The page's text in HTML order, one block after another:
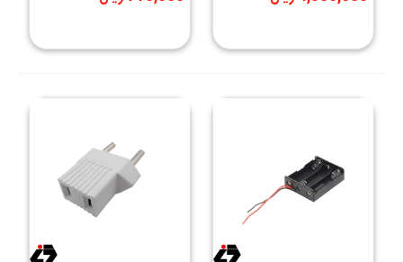
قابل تنظیم | Buck-Boost
Type-C مدل LX-LBC3